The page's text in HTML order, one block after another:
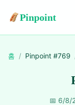
Pinpoint
홈 / Pinpoint #769
📅 6/8/